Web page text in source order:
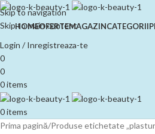
Skip to navigation
Skip to main content
HOMEOFERTEMAGAZINCATEGORII
Login / Inregistreaza-te
0
0
0items
0items
Prima pagină Produse etichetate